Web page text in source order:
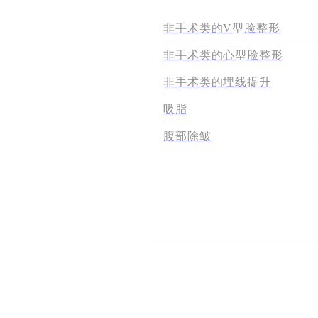
非手术类的V型脸整形
非手术类的心型脸整形
非手术类的埋线提升
吸脂
腹部除皱